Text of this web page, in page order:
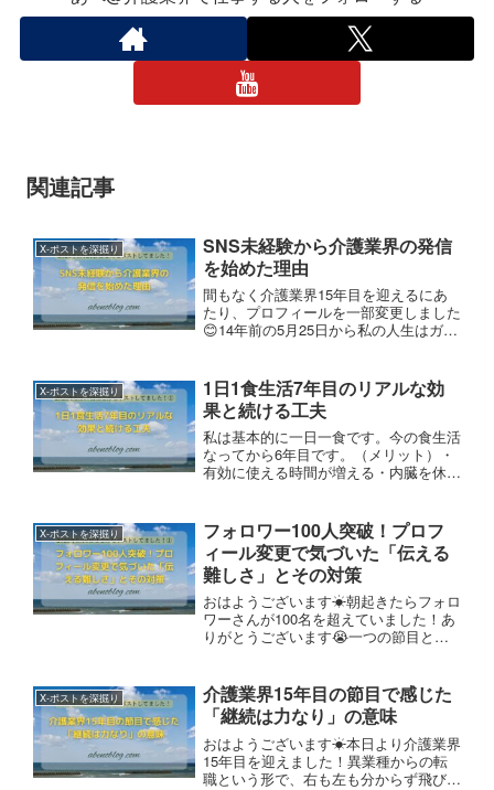
関連記事
X-ポストを深掘り
SNS未経験から介護業界の発信
を始めた理由
間もなく介護業界15年目を迎えるにあ
たり、プロフィールを一部変更しました
😊14年前の5月25日から私の人生はガラ
れにしても自分自身を160文字以内で紹
介するのは中々難しい😅今後ともよろ
しくお願いします😊👍
X-ポストを深掘り
1日1食生活7年目のリアルな効
果と続ける工夫
私は基本的に一日一食です。今の食生活
なってから6年目です。（メリット）・
有効に使える時間が増える・内臓を休ま
長期の子供・肉体労働をしてる人・空腹
にストレスを感じる人参考になれば幸い
です😊
X-ポストを深掘り
フォロワー100人突破！プロフ
ィール変更で気づいた「伝える
難しさ」とその対策
おはようございます☀朝起きたらフォロ
ワーさんが100名を超えていました！あ
りがとうございます😭一つの節目とい
分が何者かをパッとみてわかるように伝
えるのって、メチャクチャ難しいですね
😱作成時は「良し👍」と思っても…
X-ポストを深掘り
介護業界15年目の節目で感じた
「継続は力なり」の意味
おはようございます☀本日より介護業界
15年目を迎えました！異業種からの転
職という形で、右も左も分からず飛び込